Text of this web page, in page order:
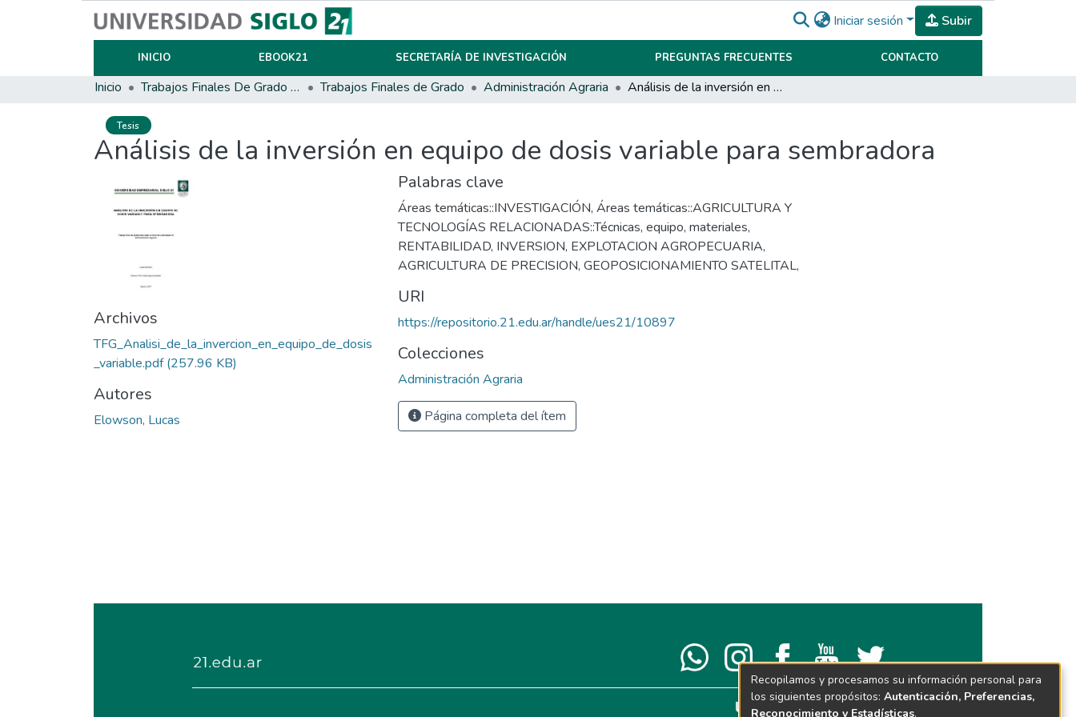
Iniciar sesión Subir
INICIO EBOOK21 SECRETARÍA DE INVESTIGACIÓN PREGUNTAS FRECUENTES CONTACTO
Inicio Trabajos Finales De Grado Y Posgrado Trabajos Finales de Grado Administración Agraria Análisis de la inversión en equipo de dosis variable para sembradora
Tesis
Análisis de la inversión en equipo de dosis variable para sembradora
Archivos
TFG_Analisi_de_la_invercion_en_equipo_de_dosis
_variable.pdf(257.96 KB)
Autores
Elowson, Lucas
Palabras clave
Áreas temáticas::INVESTIGACIÓN, Áreas temáticas::AGRICULTURA Y
TECNOLOGÍAS RELACIONADAS::Técnicas, equipo, materiales,
RENTABILIDAD, INVERSION, EXPLOTACION AGROPECUARIA,
AGRICULTURA DE PRECISION, GEOPOSICIONAMIENTO SATELITAL,
URI
https://repositorio.21.edu.ar/handle/ues21/10897
Colecciones
Administración Agraria
Página completa del ítem
Recopilamos y procesamos su información personal para
los siguientes propósitos: Autenticación, Preferencias,
Reconocimiento y Estadísticas.